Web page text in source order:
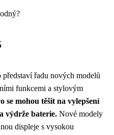
řadu nových modelů
funkcemi a stylovým
se mohou těšit na vylepšení
výdrže baterie. Nové modely
displeje s vysokou